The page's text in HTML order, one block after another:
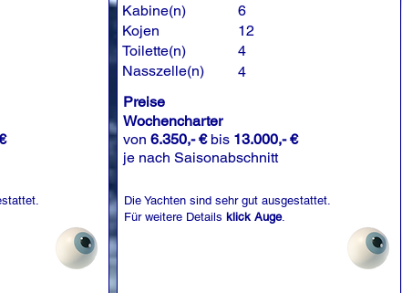
Kabine(n)
Kojen
Toilette(n)
Nasszelle(n)
6
12
4
4
Preise
Wochencharter
von 6.350,- €bis 13.000,- €
je nach Saisonabschnitt
Die Yachten sind sehr gut ausgestattet.
Für weitere Details klick Auge.